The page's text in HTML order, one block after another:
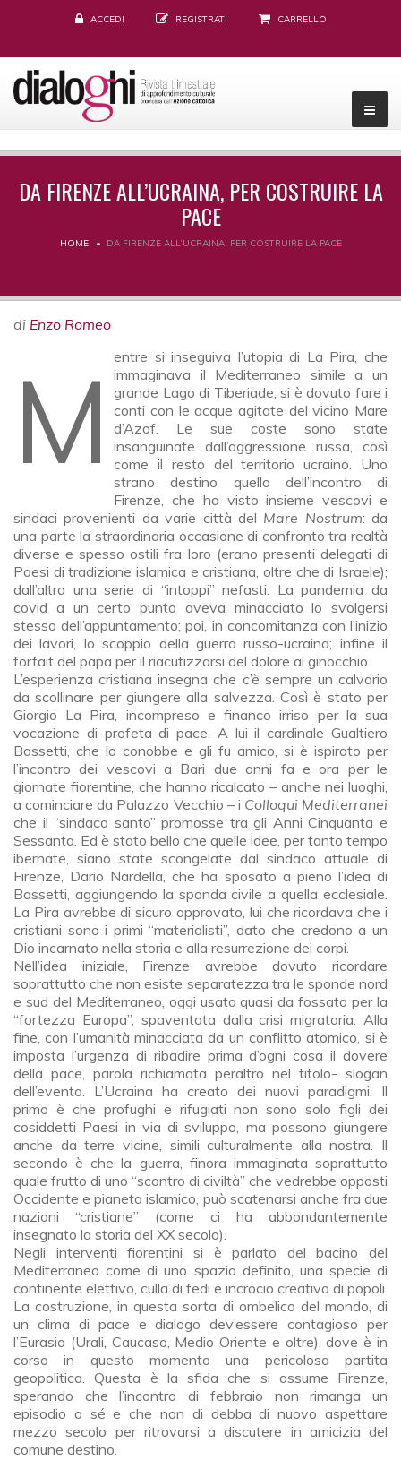
ACCEDI REGISTRATI CARRELLO
DA FIRENZE ALL’UCRAINA, PER COSTRUIRE LA
PACE
HOME DA FIRENZE ALL’UCRAINA, PER COSTRUIRE LA PACE
di Enzo Romeo
Mentre si inseguiva l’utopia di La Pira, che
immaginava il Mediterraneo simile a un
grande Lago di Tiberiade, si è dovuto fare i
conti con le acque agitate del vicino Mare
d’Azof. Le sue coste sono state
insanguinate dall’aggressione russa, così
come il resto del territorio ucraino. Uno
strano destino quello dell’incontro di
Firenze, che ha visto insieme vescovi e
sindaci provenienti da varie città del Mare Nostrum: da
una parte la straordinaria occasione di confronto tra realtà
diverse e spesso ostili fra loro (erano presenti delegati di
Paesi di tradizione islamica e cristiana, oltre che di Israele);
dall’altra una serie di “intoppi” nefasti. La pandemia da
covid a un certo punto aveva minacciato lo svolgersi
stesso dell’appuntamento; poi, in concomitanza con l’inizio
dei lavori, lo scoppio della guerra russo-ucraina; infine il
forfait del papa per il riacutizzarsi del dolore al ginocchio.
L’esperienza cristiana insegna che c’è sempre un calvario
da scollinare per giungere alla salvezza. Così è stato per
Giorgio La Pira, incompreso e financo irriso per la sua
vocazione di profeta di pace. A lui il cardinale Gualtiero
Bassetti, che lo conobbe e gli fu amico, si è ispirato per
l’incontro dei vescovi a Bari due anni fa e ora per le
giornate fiorentine, che hanno ricalcato – anche nei luoghi,
a cominciare da Palazzo Vecchio – i Colloqui Mediterranei
che il “sindaco santo” promosse tra gli Anni Cinquanta e
Sessanta. Ed è stato bello che quelle idee, per tanto tempo
ibernate, siano state scongelate dal sindaco attuale di
Firenze, Dario Nardella, che ha sposato a pieno l’idea di
Bassetti, aggiungendo la sponda civile a quella ecclesiale.
La Pira avrebbe di sicuro approvato, lui che ricordava che i
cristiani sono i primi “materialisti”, dato che credono a un
Dio incarnato nella storia e alla resurrezione dei corpi.
Nell’idea iniziale, Firenze avrebbe dovuto ricordare
soprattutto che non esiste separatezza tra le sponde nord
e sud del Mediterraneo, oggi usato quasi da fossato per la
“fortezza Europa”, spaventata dalla crisi migratoria. Alla
fine, con l’umanità minacciata da un conflitto atomico, si è
imposta l’urgenza di ribadire prima d’ogni cosa il dovere
della pace, parola richiamata peraltro nel titolo- slogan
dell’evento. L’Ucraina ha creato dei nuovi paradigmi. Il
primo è che profughi e rifugiati non sono solo figli dei
cosiddetti Paesi in via di sviluppo, ma possono giungere
anche da terre vicine, simili culturalmente alla nostra. Il
secondo è che la guerra, finora immaginata soprattutto
quale frutto di uno “scontro di civiltà” che vedrebbe opposti
Occidente e pianeta islamico, può scatenarsi anche fra due
nazioni “cristiane” (come ci ha abbondantemente
insegnato la storia del XX secolo).
Negli interventi fiorentini si è parlato del bacino del
Mediterraneo come di uno spazio definito, una specie di
continente elettivo, culla di fedi e incrocio creativo di popoli.
La costruzione, in questa sorta di ombelico del mondo, di
un clima di pace e dialogo dev’essere contagioso per
l’Eurasia (Urali, Caucaso, Medio Oriente e oltre), dove è in
corso in questo momento una pericolosa partita
geopolitica. Questa è la sfida che si assume Firenze,
sperando che l’incontro di febbraio non rimanga un
episodio a sé e che non di debba di nuovo aspettare
mezzo secolo per ritrovarsi a discutere in amicizia del
comune destino.